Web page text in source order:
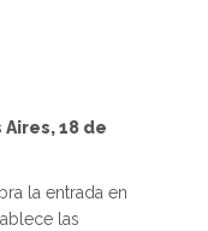
18 de
la entrada en
las